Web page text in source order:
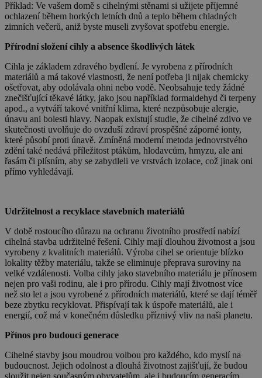
Příklad: Ve vašem domě s cihelnými stěnami si užijete příjemné
ochlazení během horkých letních dnů a teplo během chladných
zimních večerů, aniž byste museli zvyšovat spotřebu energie.
Přírodní složení cihly a absence škodlivých látek
Cihla je základem zdravého bydlení. Je vyrobena z přírodních
materiálů a má takové vlastnosti, že není potřeba ji nijak chemicky
ošetřovat, aby odolávala ohni nebo vodě. Neobsahuje tedy žádné
znečišťující těkavé látky, jako jsou například formaldehyd či terpeny
apod., a vytváří takové vnitřní klima, které nezpůsobuje alergie,
únavu ani bolesti hlavy. Naopak existují studie, že cihelné zdivo ve
skutečnosti uvolňuje do ovzduší zdraví prospěšné záporné ionty,
které působí proti únavě. Zmíněná moderní metoda jednovrstvého
zdění také nedává příležitost ptákům, hlodavcům, hmyzu, ale ani
řasám či plísním, aby se zabydleli ve vrstvách izolace, což jinak oni
přímo vyhledávají.
Udržitelnost a recyklace stavebních materiálů
V době rostoucího důrazu na ochranu životního prostředí nabízí
cihelná stavba udržitelné řešení. Cihly mají dlouhou životnost a jsou
vyrobeny z kvalitních materiálů. Výroba cihel se orientuje blízko
lokality těžby materiálu, takže se eliminuje přeprava suroviny na
velké vzdálenosti. Volba cihly jako stavebního materiálu je přínosem
nejen pro vaši rodinu, ale i pro přírodu. Cihly mají životnost více
než sto let a jsou vyrobené z přírodních materiálů, které se dají téměř
beze zbytku recyklovat. Přispívají tak k úspoře materiálů, ale i
energií, což má v konečném důsledku příznivý vliv na naši planetu.
Přínos pro budoucí generace
Cihelné stavby jsou moudrou volbou pro každého, kdo myslí na
budoucnost. Jejich odolnost a dlouhá životnost zajišťují, že budou